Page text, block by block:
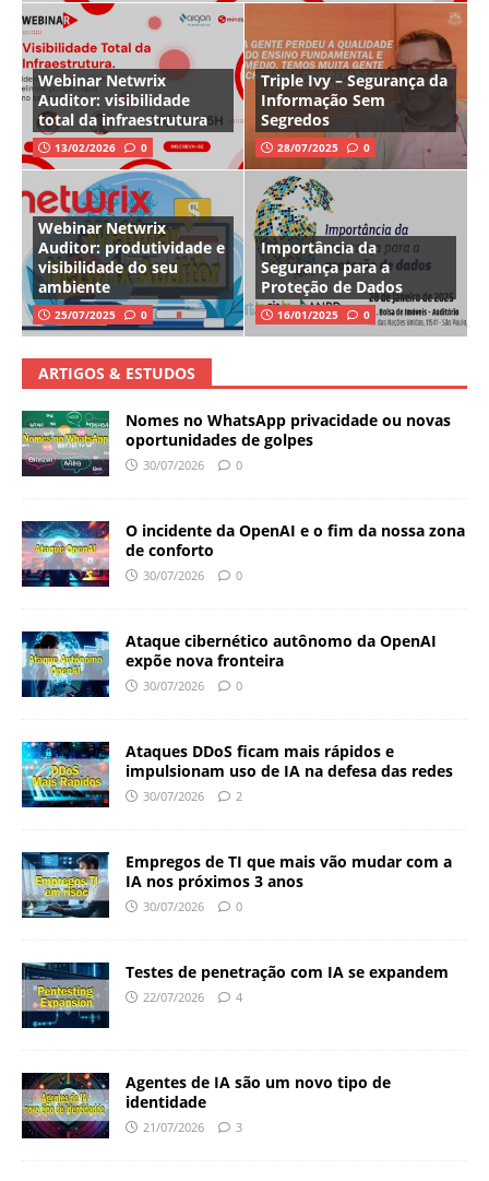
Webinar Netwrix
Auditor: visibilidade
total da infraestrutura
13/02/2026 0
Triple Ivy – Segurança da
Informação Sem
Segredos
28/07/2025 0
Webinar Netwrix
Auditor: produtividade e
visibilidade do seu
ambiente
25/07/2025 0
Importância da
Segurança para a
Proteção de Dados
16/01/2025 0
ARTIGOS & ESTUDOS
Nomes no WhatsApp privacidade ou novas
oportunidades de golpes
30/07/2026 0
O incidente da OpenAI e o fim da nossa zona
de conforto
30/07/2026 0
Ataque cibernético autônomo da OpenAI
expõe nova fronteira
30/07/2026 0
Ataques DDoS ficam mais rápidos e
impulsionam uso de IA na defesa das redes
30/07/2026 2
Empregos de TI que mais vão mudar com a
IA nos próximos 3 anos
30/07/2026 0
Testes de penetração com IA se expandem
22/07/2026 4
Agentes de IA são um novo tipo de
identidade
21/07/2026 3